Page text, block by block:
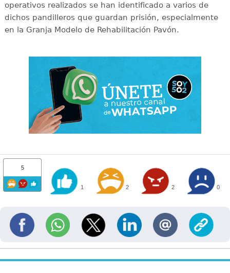
operativos realizados se han identificado a varios de
dichos pandilleros que guardan prisión, especialmente
en la Granja Modelo de Rehabilitación Pavón.
5
1 2 2 0